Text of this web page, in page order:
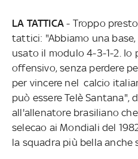
LA TATTICA- Troppo
tattici: "Abbiamo una
usato il modulo 4-3-1-2. Io
offensivo, senza perdere
per vincere nel calcio
può essere Telè Santana",
all'allenatore brasiliano
selecao ai Mondiali del
la squadra più bella anche